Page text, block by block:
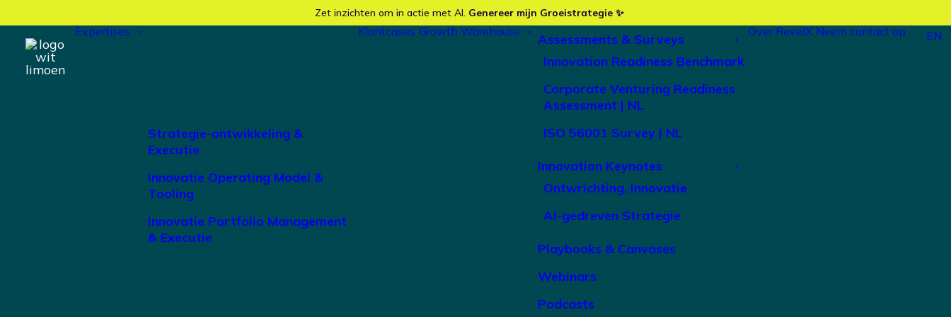
Zet inzichten om in actie met AI. Genereer mijn Groeistrategie ✨
Expertises
Strategie-ontwikkeling &
Executie
Innovatie Operating Model &
Tooling
Innovatie Portfolio Management
& Executie
Klantcases Growth Warehouse
Assessments & Surveys
Innovation Readiness Benchmark
Corporate Venturing Readiness
Assessment | NL
ISO 56001 Survey | NL
Innovation Keynotes
Ontwrichting, Innovatie
AI-gedreven Strategie
Playbooks & Canvases
Webinars
Podcasts
Over RevelX Neem contact op EN